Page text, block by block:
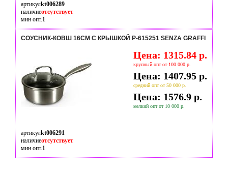
артикулkt006289
наличиеотсутствует
мин опт.1
СОУСНИК-КОВШ 16СМ С КРЫШКОЙ P-615251 SENZA GRAFFI
Цена: 1315.84 р.
крупный опт от 100 000 р.
Цена: 1407.95 р.
средний опт от 50 000 р.
Цена: 1576.9 р.
мелкий опт от 10 000 р.
артикулkt006291
наличиеотсутствует
мин опт.1